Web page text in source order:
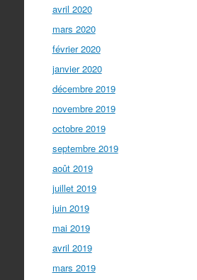
avril 2020
mars 2020
février 2020
janvier 2020
décembre 2019
novembre 2019
octobre 2019
septembre 2019
août 2019
juillet 2019
juin 2019
mai 2019
avril 2019
mars 2019